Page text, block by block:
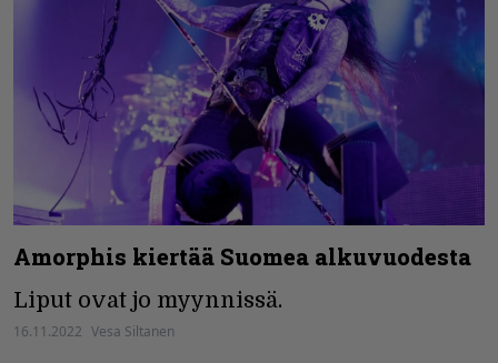
Amorphis kiertää Suomea alkuvuodesta
Liput ovat jo myynnissä.
16.11.2022 Vesa Siltanen